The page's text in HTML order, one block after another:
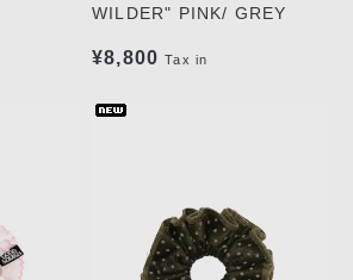
WILDER" PINK/ GREY
¥8,800 Tax in